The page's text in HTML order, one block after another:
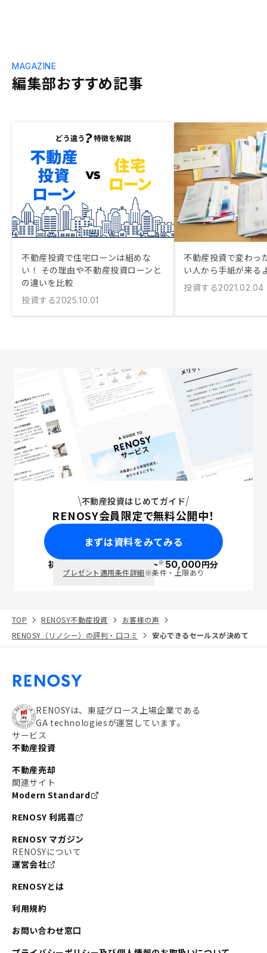
編集部おすすめ記事
MAGAZINE
不動産投資で住宅ローンは組めな
い！ その理由や不動産投資ローンと
の違いを比較
投資する2025.10.01
不動産投資で変わっ
い人から手紙が来る
投資する2021.02.04
不動産投資はじめてガイド
RENOSY会員限定で無料公開中！
まずは資料をみてみる
初回面談で ポイント※50,000円分
プレゼント適用条件詳細※条件・上限あり
TOP RENOSY不動産投資
お客様の声
RENOSY（リノシー）の評判・口コミ
安心できるセールスが決めて
RENOSYは、東証グロース上場企業である
GA technologiesが運営しています。
サービス
不動産投資
不動産売却
関連サイト
Modern Standard
RENOSY 利諾喜
RENOSY マガジン
RENOSYについて
運営会社
RENOSYとは
利用規約
お問い合わせ窓口